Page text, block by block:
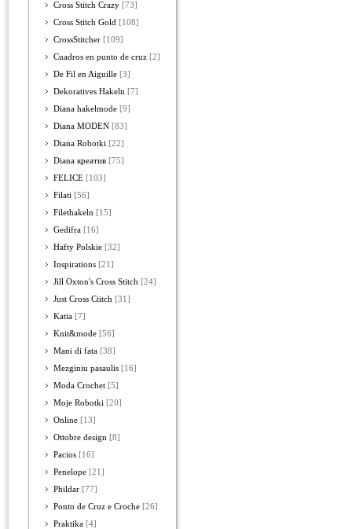
Cross Stitch Crazy [73]
Cross Stitch Gold [108]
CrossStitcher [109]
Cuadros en punto de cruz [2]
De Fil en Aiguille [3]
Dekoratives Hakeln [7]
Diana hakelmode [9]
Diana MODEN [83]
Diana Robotki [22]
Diana креатив [75]
FELICE [103]
Filati [56]
Filethakeln [15]
Gedifra [16]
Hafty Polskie [32]
Inspirations [21]
Jill Oxton's Cross Stitch [24]
Just Cross Ctitch [31]
Katia [7]
Knit&mode [56]
Mani di fata [38]
Mezginiu pasaulis [16]
Moda Crochet [5]
Moje Robotki [20]
Online [13]
Ottobre design [8]
Pacios [16]
Penelope [21]
Phildar [77]
Ponto de Cruz e Croche [26]
Praktika [4]